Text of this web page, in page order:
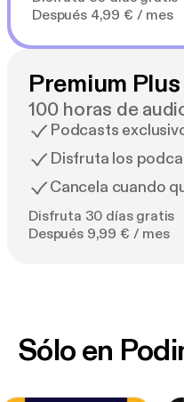
Después 4,99 € / mes
Premium Plus
100 horas de
Podcasts
Disfruta los
Cancela cuando
Disfruta 30 días gratis
Después 9,99 € / mes
Sólo en